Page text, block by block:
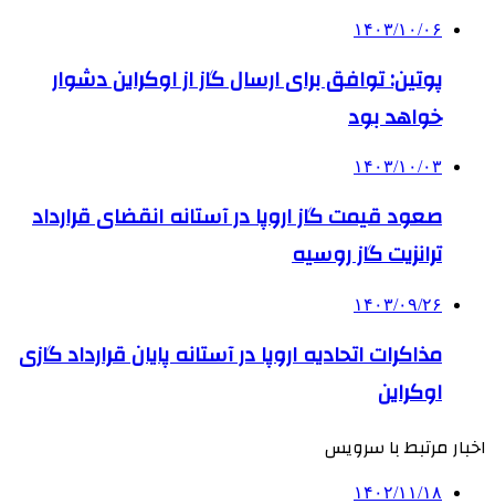
۱۴۰۳/۱۰/۰۶
پوتین: توافق برای ارسال گاز از اوکراین دشوار
خواهد بود
۱۴۰۳/۱۰/۰۳
صعود قیمت گاز اروپا در آستانه انقضای قرارداد
ترانزیت گاز روسیه
۱۴۰۳/۰۹/۲۶
مذاکرات اتحادیه اروپا در آستانه پایان قرارداد گازی
اوکراین
اخبار مرتبط با سرویس
۱۴۰۲/۱۱/۱۸